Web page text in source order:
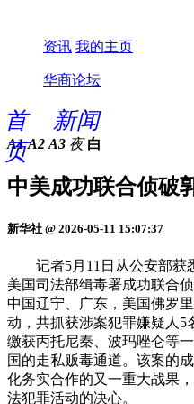
资讯 我的主页
华商论坛
首
页
新闻
A1 A2 A3 夜 白
中美成功联合侦破
新华社 @ 2026-05-11 15:07:37
记者5月11日从公安部获
美国司法部缉毒署成功联合
中国辽宁、广东，美国佛罗
动，共抓获涉案犯罪嫌疑人5
缴获丙托尼秦、波玛唑仑等
国的走私贩毒通道。该案的
化务实合作的又一重大战果
法犯罪活动的决心。